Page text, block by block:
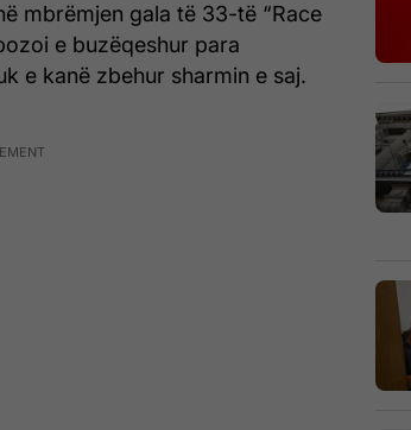
mbrëmjen gala të 33-të “Race
e buzëqeshur para
e kanë zbehur sharmin e saj.